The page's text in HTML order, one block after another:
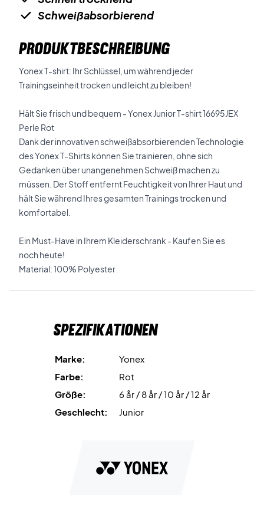
Schweißabsorbierend
PRODUKTBESCHREIBUNG
Yonex T-shirt: Ihr Schlüssel, um während jeder
Trainingseinheit trocken und leicht zu bleiben!
Hält Sie frisch und bequem - Yonex Junior T-shirt 16695JEX
Perle Rot
Dank der innovativen schweißabsorbierenden Technologie
des Yonex T-Shirts können Sie trainieren, ohne sich
Gedanken über unangenehmen Schweiß machen zu
müssen. Der Stoff entfernt Feuchtigkeit von Ihrer Haut und
hält Sie während Ihres gesamten Trainings trocken und
komfortabel.
Ein Must-Have in Ihrem Kleiderschrank - Kaufen Sie es
noch heute!
Material: 100% Polyester
Spezifikationen
Marke:
Yonex
Farbe:
Rot
Größe:
6 år / 8 år / 10 år / 12 år
Geschlecht:
Junior